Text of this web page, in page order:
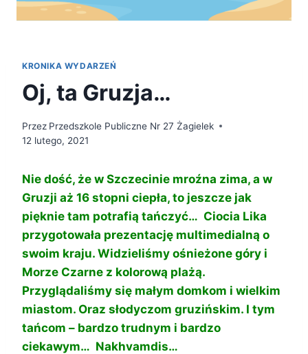
KRONIKA WYDARZEŃ
Oj, ta Gruzja…
Przez Przedszkole Publiczne Nr 27 Żagielek
12 lutego, 2021
Nie dość, że w Szczecinie mroźna zima, a w
Gruzji aż 16 stopni ciepła, to jeszcze jak
pięknie tam potrafią tańczyć… Ciocia Lika
przygotowała prezentację multimedialną o
swoim kraju. Widzieliśmy ośnieżone góry i
Morze Czarne z kolorową plażą.
Przyglądaliśmy się małym domkom i wielkim
miastom. Oraz słodyczom gruzińskim. I tym
tańcom – bardzo trudnym i bardzo
ciekawym… Nakhvamdis…